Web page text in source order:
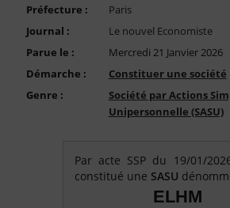
Préfecture :
Paris
Journal :
Le nouvel Economiste
Parue le :
Mercredi 21 Janvier 2026
Démarche :
Constituer une société
Genre :
Société par Actions
Unipersonnelle (SASU)
Par acte SSP du 19/01/
constitué une SASU
ELHM